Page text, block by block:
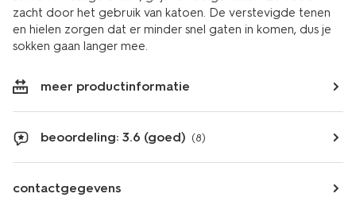
zacht door het gebruik van katoen. De verstevigde tenen
en hielen zorgen dat er minder snel gaten in komen, dus je
sokken gaan langer mee.
meer productinformatie
beoordeling: 3.6 (goed) (8)
contactgegevens